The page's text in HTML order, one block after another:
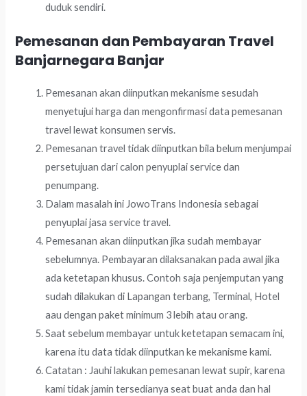
duduk sendiri.
Pemesanan dan Pembayaran Travel
Banjarnegara Banjar
Pemesanan akan diinputkan mekanisme sesudah
menyetujui harga dan mengonfirmasi data pemesanan
travel lewat konsumen servis.
Pemesanan travel tidak diinputkan bila belum menjumpai
persetujuan dari calon penyuplai service dan
penumpang.
Dalam masalah ini JowoTrans Indonesia sebagai
penyuplai jasa service travel.
Pemesanan akan diinputkan jika sudah membayar
sebelumnya. Pembayaran dilaksanakan pada awal jika
ada ketetapan khusus. Contoh saja penjemputan yang
sudah dilakukan di Lapangan terbang, Terminal, Hotel
aau dengan paket minimum 3 lebih atau orang.
Saat sebelum membayar untuk ketetapan semacam ini,
karena itu data tidak diinputkan ke mekanisme kami.
Catatan : Jauhi lakukan pemesanan lewat supir, karena
kami tidak jamin tersedianya seat buat anda dan hal